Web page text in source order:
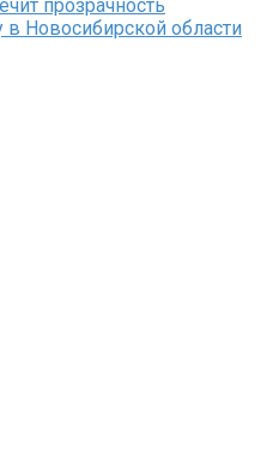
прозрачность
Новосибирской области